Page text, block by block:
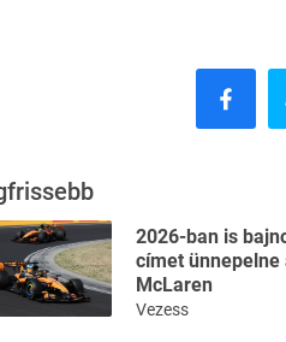
2026-ban is
címet ünnepelne
McLaren
Vezess